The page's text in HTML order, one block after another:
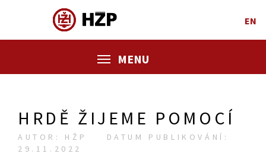
EN
MENU
HRDĚ ŽIJEME POMOCÍ
AUTOR: HŽP
DATUM PUBLIKOVÁNÍ:
29.11.2022